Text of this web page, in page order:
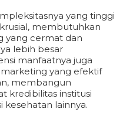
yang tinggi
membutuhkan
yang cermat dan
lebih besar
manfaatnya juga
yang efektif
membangun
kredibilitas institusi
kesehatan lainnya.